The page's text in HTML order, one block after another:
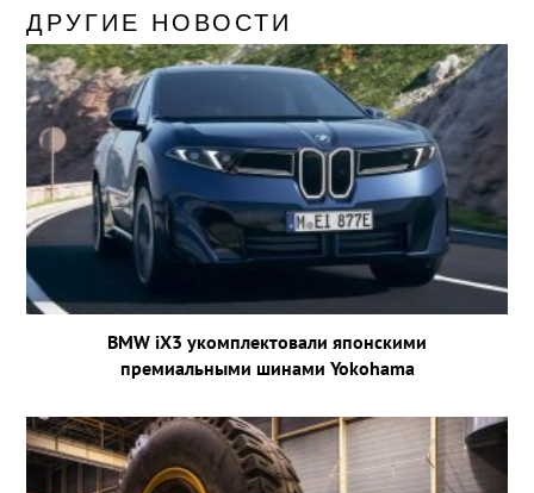
ДРУГИЕ НОВОСТИ
BMW iX3 укомплектовали японскими
премиальными шинами Yokohama